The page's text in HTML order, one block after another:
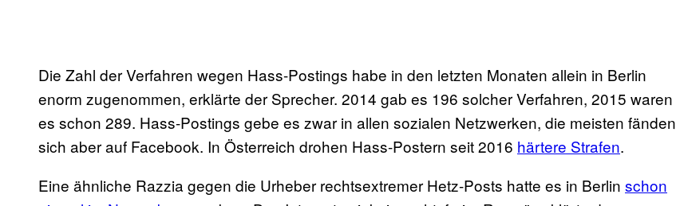
Die Zahl der Verfahren wegen Hass-Postings habe in den letzten Monaten allein in Berlin
enorm zugenommen, erklärte der Sprecher. 2014 gab es 196 solcher Verfahren, 2015 waren
es schon 289. Hass-Postings gebe es zwar in allen sozialen Netzwerken, die meisten fänden
sich aber auf Facebook. In Österreich drohen Hass-Postern seit 2016 härtere Strafen.
Eine ähnliche Razzia gegen die Urheber rechtsextremer Hetz-Posts hatte es in Berlin schon